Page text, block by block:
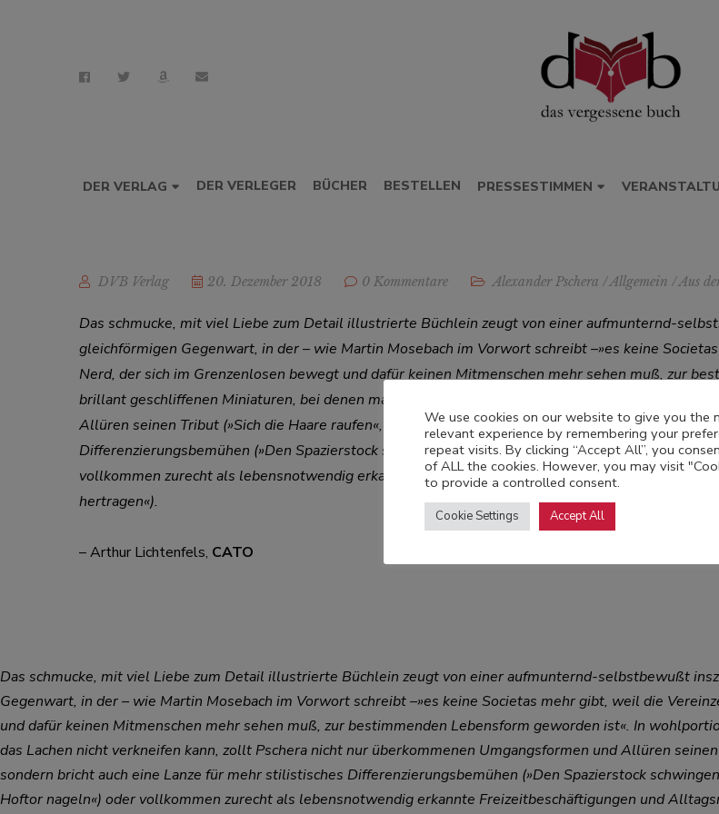
DER VERLAG DER VERLEGER BÜCHER BESTELLEN PRESSESTIMMEN
DVB Verlag 20. Dezember 2018 0 Kommentare Alexander Pschera /Allgemein /Aus
Das schmucke, mit viel Liebe zum Detail illustrierte Büchlein zeugt von einer aufmunternd-
gleichförmigen Gegenwart, in der – wie Martin Mosebach im Vorwort schreibt –»es keine
Nerd, der sich im Grenzenlosen bewegt und dafür keinen Mitmenschen mehr sehen muß, zur
brillant geschliffenen Miniaturen, bei denen man sich stellenweise das Lachen nicht verkneifen
Allüren seinen Tribut (»Sich die Haare raufen«, »In fremden Häusern die Schuhe anlassen«),
Differenzierungsbemühen (»Den Spazierstock schwingen«, »Bunte Kniestrümpfe tragen«),
vollkommen zurecht als lebensnotwendig erkannte Freizeitbeschäftigungen und
hertragen«).
– Arthur Lichtenfels, CATO
Das schmucke, mit viel Liebe zum Detail illustrierte Büchlein zeugt von einer aufmunternd-selbstbewußt
Gegenwart, in der – wie Martin Mosebach im Vorwort schreibt –»es keine Societas mehr gibt, weil die
und dafür keinen Mitmenschen mehr sehen muß, zur bestimmenden Lebensform geworden ist«. In
das Lachen nicht verkneifen kann, zollt Pschera nicht nur überkommenen Umgangsformen und Allüren
sondern bricht auch eine Lanze für mehr stilistisches Differenzierungsbemühen (»Den Spazierstock
Hoftor nageln«) oder vollkommen zurecht als lebensnotwendig erkannte Freizeitbeschäftigungen und
We use cookies on our website to give you the
relevant experience by remembering your
repeat visits. By clicking “Accept All”, you
of ALL the cookies. However, you may visit
to provide a controlled consent.
Cookie Settings Accept All